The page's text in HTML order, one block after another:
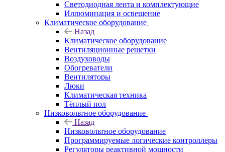
Светодиодная лента и комплектующие
Иллюминация и освещение
Климатическое оборудование
Назад
Климатическое оборудование
Вентиляционные решетки
Воздуховоды
Обогреватели
Вентиляторы
Люки
Климатическая техника
Тёплый пол
Низковольтное оборудование
Назад
Низковольтное оборудование
Программируемые логические контроллеры
Регуляторы реактивной мощности